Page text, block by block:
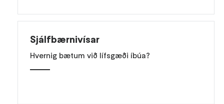
Sjálfbærnivísar
Hvernig bætum við lífsgæði íbúa?